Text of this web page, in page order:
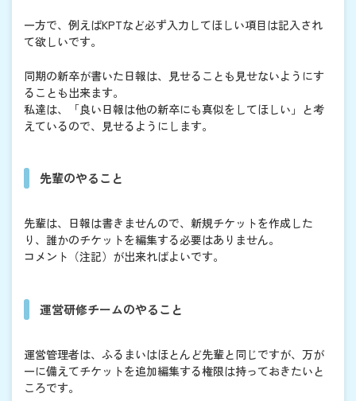
一方で、例えばKPTなど必ず入力してほしい項目は記入され
て欲しいです。
同期の新卒が書いた日報は、見せることも見せないようにす
ることも出来ます。
私達は、「良い日報は他の新卒にも真似をしてほしい」と考
えているので、見せるようにします。
先輩のやること
先輩は、日報は書きませんので、新規チケットを作成した
り、誰かのチケットを編集する必要はありません。
コメント（注記）が出来ればよいです。
運営研修チームのやること
運営管理者は、ふるまいはほとんど先輩と同じですが、万が
一に備えてチケットを追加編集する権限は持っておきたいと
ころです。